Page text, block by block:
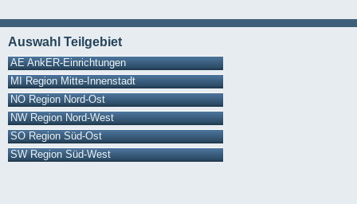
Auswahl Teilgebiet
AE AnkER-Einrichtungen
MI Region Mitte-Innenstadt
NO Region Nord-Ost
NW Region Nord-West
SO Region Süd-Ost
SW Region Süd-West